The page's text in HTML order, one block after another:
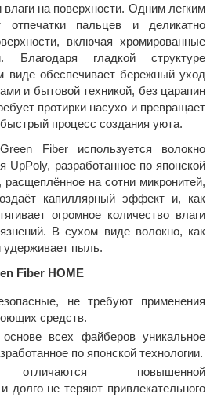
влаги на поверхности. Одним легким
отпечатки пальцев и деликатно
включая хромированные
Благодаря гладкой структуре
виде обеспечивает бережный уход
и бытовой техникой, без царапин
протирки насухо и превращает
процесс создания уюта.
Fiber используется волокно
UpPoly, разработанное по японской
расщеплённое на сотни микронитей,
капиллярный эффект и, как
огромное количество влаги
В сухом виде волокно, как
удерживает пыль.
Fiber HOME
не требуют применения
средств.
всех файберов уникальное
по японской технологии.
отличаются повышенной
долго не теряют привлекательного